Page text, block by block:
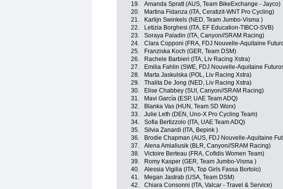
19.
Amanda Spratt (AUS, Team BikeExchange - Jayco)
20.
Martina Fidanza (ITA, Ceratizit-WNT Pro Cycling)
21.
Karlijn Swinkels (NED, Team Jumbo-Visma )
22.
Letizia Borghesi (ITA, EF Education-TIBCO-SVB)
23.
Soraya Paladin (ITA, Canyon//SRAM Racing)
24.
Clara Copponi (FRA, FDJ Nouvelle-Aquitaine
25.
Franziska Koch (GER, Team DSM)
26.
Rachele Barbieri (ITA, Liv Racing Xstra)
27.
Emilia Fahlin (SWE, FDJ Nouvelle-Aquitaine
28.
Marta Jaskulska (POL, Liv Racing Xstra)
29.
Thalita De Jong (NED, Liv Racing Xstra)
30.
Elise Chabbey (SUI, Canyon//SRAM Racing)
31.
Mavi García (ESP, UAE Team ADQ)
32.
Blanka Vas (HUN, Team SD Worx)
33.
Julie Leth (DEN, Uno-X Pro Cycling Team)
34.
Sofia Bertizzolo (ITA, UAE Team ADQ)
35.
Silvia Zanardi (ITA, Bepink )
36.
Brodie Chapman (AUS, FDJ Nouvelle-Aquitaine
37.
Alena Amialiusik (BLR, Canyon//SRAM Racing)
38.
Victoire Berteau (FRA, Cofidis Women Team)
39.
Romy Kasper (GER, Team Jumbo-Visma )
40.
Alessia Vigilia (ITA, Top Girls Fassa Bortolo)
41.
Megan Jastrab (USA, Team DSM)
42.
Chiara Consonni (ITA, Valcar - Travel & Service)